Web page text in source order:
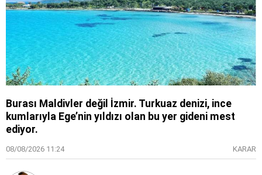
Burası Maldivler değil İzmir. Turkuaz denizi, ince
kumlarıyla Ege’nin yıldızı olan bu yer gideni mest
ediyor.
08/08/2026 11:24 KARAR